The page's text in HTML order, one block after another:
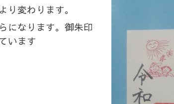
り変わります。
になります。 御朱印
います